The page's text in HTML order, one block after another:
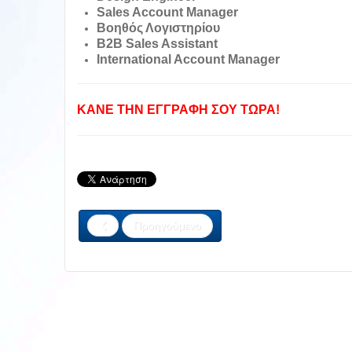
Sales Account Manager
Βοηθός Λογιστηρίου
B2B Sales Assistant
International Account Manager
ΚΑΝΕ ΤΗΝ ΕΓΓΡΑΦΗ ΣΟΥ ΤΩΡΑ!
Προηγούμενο